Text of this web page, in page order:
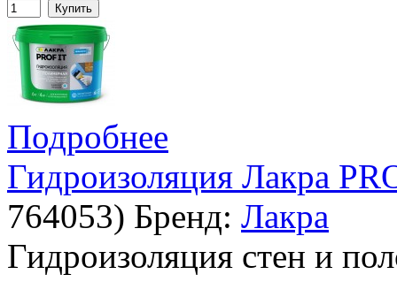
Купить
Подробнее
Гидроизоляция Лакра
764053) Бренд: Лакра
Гидроизоляция стен и